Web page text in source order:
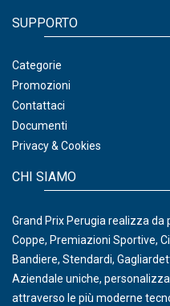
SUPPORTO
Categorie
Promozioni
Contattaci
Documenti
Privacy & Cookies
CHI SIAMO
Grand Prix Perugia realizza da
Coppe, Premiazioni Sportive,
Bandiere, Stendardi,
Aziendale uniche,
attraverso le più moderne